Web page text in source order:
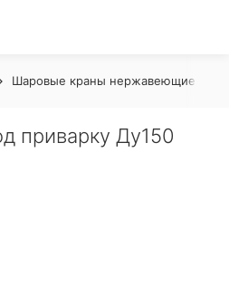
Шаровые краны нержавеющие с
приварку Ду150